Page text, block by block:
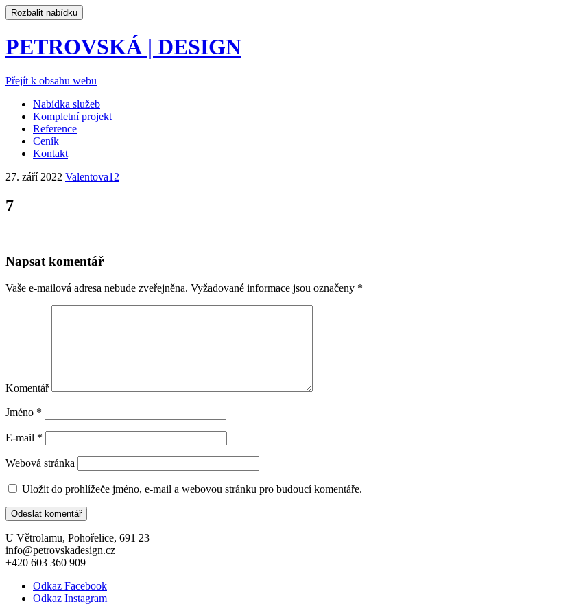
Rozbalit nabídku
PETROVSKÁ | DESIGN
Přejít k obsahu webu
Nabídka služeb
Kompletní projekt
Reference
Ceník
Kontakt
27. září 2022 Valentova12
7
Napsat komentář
Vaše e-mailová adresa nebude zveřejněna. Vyžadované informace jsou označeny *
Komentář
Jméno *
E-mail *
Webová stránka
Uložit do prohlížeče jméno, e-mail a webovou stránku pro budoucí komentáře.
U Větrolamu, Pohořelice, 691 23
info@petrovskadesign.cz
+420 603 360 909
Odkaz Facebook
Odkaz Instagram